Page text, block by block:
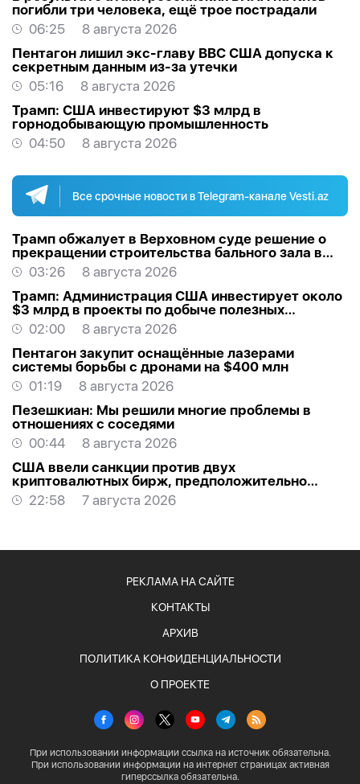
погибли три человека, ещё трое пострадали
06:25
8 августа 2026
Пентагон лишил экс-главу ВВС США допуска к
секретным данным из-за утечки
05:16
8 августа 2026
Трамп: США инвестируют $3 млрд в
горнодобывающую промышленность
04:50
8 августа 2026
Все срочные новости в Telegram-канале Vesti.az
Трамп обжалует в Верховном суде решение о
прекращении строительства бального зала в
Белом доме
03:26
8 августа 2026
Трамп: Администрация США инвестирует около
$3 млрд в проекты по добыче полезных
ископаемых
02:00
8 августа 2026
Пентагон закупит оснащённые лазерами
системы борьбы с дронами на $400 млн
01:19
8 августа 2026
Пезешкиан: Мы решили многие проблемы в
отношениях с соседями
00:44
8 августа 2026
США ввели санкции против двух
криптовалютных бирж, предположительно
оказывавших финансовую помощь Ирану
22:58 7 августа 2026
РЕКЛАМА НА САЙТЕ
КОНТАКТЫ
АРХИВ
ПОЛИТИКА КОНФИДЕНЦИАЛЬНОСТИ
О ПРОЕКТЕ
При использовании информации ссылка на источник обязательна.
При использовании информации на интернет страницах активная
гиперссылка обязательна.